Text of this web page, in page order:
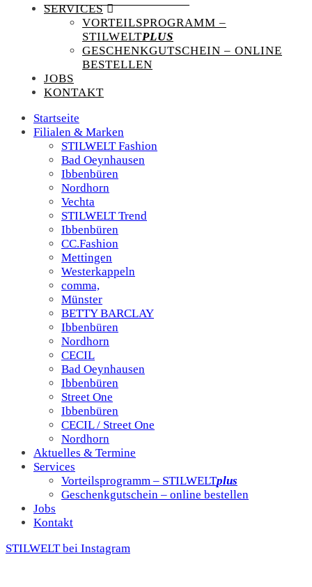
SERVICES
VORTEILSPROGRAMM –
STILWELTPLUS
GESCHENKGUTSCHEIN – ONLINE
BESTELLEN
JOBS
KONTAKT
Startseite
Filialen & Marken
STILWELT Fashion
Bad Oeynhausen
Ibbenbüren
Nordhorn
Vechta
STILWELT Trend
Ibbenbüren
CC.Fashion
Mettingen
Westerkappeln
comma,
Münster
BETTY BARCLAY
Ibbenbüren
Nordhorn
CECIL
Bad Oeynhausen
Ibbenbüren
Street One
Ibbenbüren
CECIL / Street One
Nordhorn
Aktuelles & Termine
Services
Vorteilsprogramm – STILWELTplus
Geschenkgutschein – online bestellen
Jobs
Kontakt
STILWELT bei Instagram